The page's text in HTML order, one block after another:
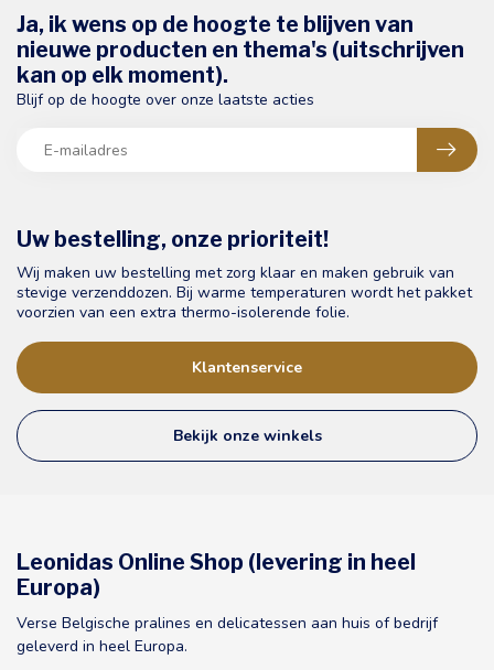
Uw bestelling, onze prioriteit!
Wij maken uw bestelling met zorg klaar en maken gebruik van
stevige verzenddozen. Bij warme temperaturen wordt het pakket
voorzien van een extra thermo-isolerende folie.
Klantenservice
Bekijk onze winkels
Ja, ik wens op de hoogte te blijven van
nieuwe producten en thema's (uitschrijven
kan op elk moment).
Blijf op de hoogte over onze laatste acties
Leonidas Online Shop (levering in heel
Europa)
Verse Belgische pralines en delicatessen aan huis of bedrijf
geleverd in heel Europa.